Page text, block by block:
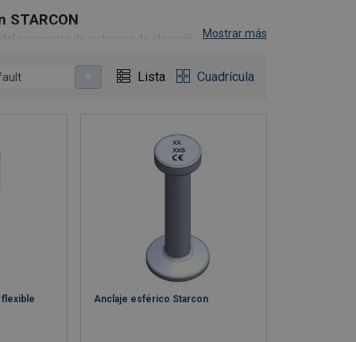
suministro de sistemas de elevación para
y orientación sobre la compra del mejor
Mostrar más
Lista Cuadrícula
flexible
Anclaje esférico Starcon